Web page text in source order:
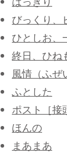
はっきり
びっくり、
ひとしお、
終日、ひね
風情（ふぜ
ふとした
ポスト［接
ほんの
まあまあ